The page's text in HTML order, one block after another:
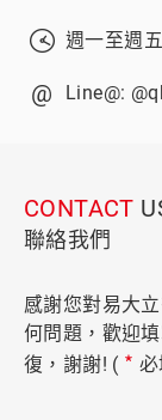
週一至週
@ Line@:
CONTACT
聯絡我們
感謝您對易大
何問題，歡迎
復，謝謝! ( *